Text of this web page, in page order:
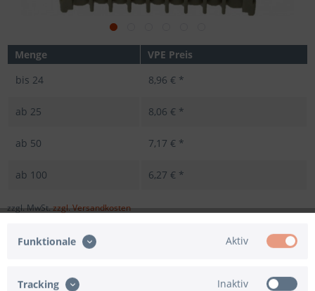
Menge
VPE Preis
bis 24 8,96 € *
ab 25 8,06 € *
ab 50 7,17 € *
ab 100 6,27 € *
zzgl. MwSt.zzgl. Versandkosten
Funktionale Aktiv
Tracking Inaktiv